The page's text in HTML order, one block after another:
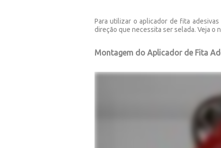
Para utilizar o aplicador de fita
direção que necessita ser selada. Veja o
Montagem do Aplicador de Fita